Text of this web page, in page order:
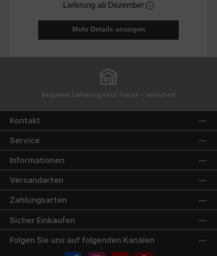
Lieferung ab Dezember
Mehr Details anzeigen
Bequeme Lieferung nach Hause – versichert
Kontakt
Service
Informationen
Versandarten
Zahlungsarten
Sicher Einkaufen
Folgen Sie uns auf folgenden Kanälen